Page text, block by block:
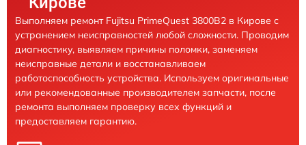
Выполняем ремонт Fujitsu PrimeQuest 3800B2 в Кирове с
устранением неисправностей любой сложности. Проводим
диагностику, выявляем причины поломки, заменяем
неисправные детали и восстанавливаем
работоспособность устройства. Используем оригинальные
или рекомендованные производителем запчасти, после
ремонта выполняем проверку всех функций и
предоставляем гарантию.